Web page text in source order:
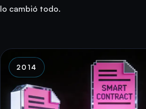
lo cambió todo.
2014